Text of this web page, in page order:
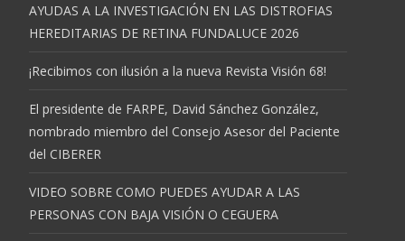
AYUDAS A LA INVESTIGACIÓN EN LAS DISTROFIAS
HEREDITARIAS DE RETINA FUNDALUCE 2026
¡Recibimos con ilusión a la nueva Revista Visión 68!
El presidente de FARPE, David Sánchez González,
nombrado miembro del Consejo Asesor del Paciente
del CIBERER
VIDEO SOBRE COMO PUEDES AYUDAR A LAS
PERSONAS CON BAJA VISIÓN O CEGUERA